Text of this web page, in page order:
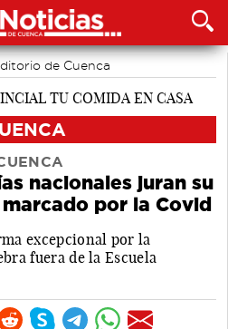
de Cuenca
nacionales juran su
por la Covid
excepcional por la
fuera de la Escuela